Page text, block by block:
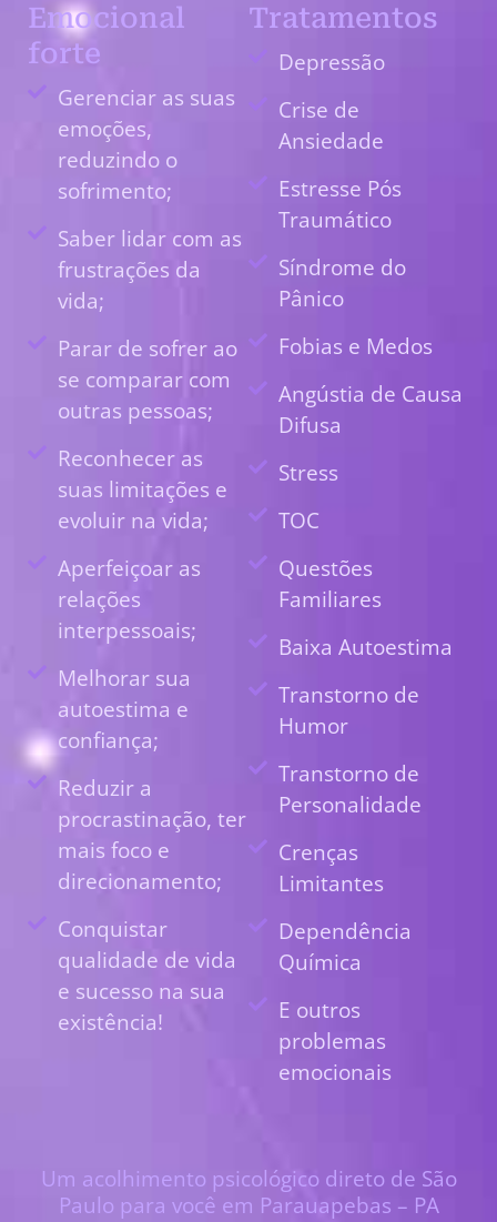
Emocional
forte
Gerenciar as suas
emoções,
reduzindo o
sofrimento;
Saber lidar com as
frustrações da
vida;
Parar de sofrer ao
se comparar com
outras pessoas;
Reconhecer as
suas limitações e
evoluir na vida;
Aperfeiçoar as
relações
interpessoais;
Melhorar sua
autoestima e
confiança;
Reduzir a
procrastinação, ter
mais foco e
direcionamento;
Conquistar
qualidade de vida
e sucesso na sua
existência!
Tratamentos
Depressão
Crise de
Ansiedade
Estresse Pós
Traumático
Síndrome do
Pânico
Fobias e Medos
Angústia de Causa
Difusa
Stress
TOC
Questões
Familiares
Baixa Autoestima
Transtorno de
Humor
Transtorno de
Personalidade
Crenças
Limitantes
Dependência
Química
E outros
problemas
emocionais
Um acolhimento psicológico direto de São
Paulo para você em Parauapebas – PA